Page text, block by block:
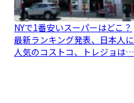
NYで1番安いスーパーはどこ？
最新ランキング発表、日本人に
人気のコストコ、トレジョは…